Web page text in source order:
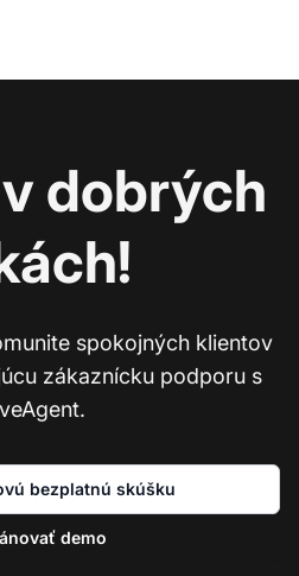
dobrých
spokojných klientov
zákaznícku podporu s
bezplatnú skúšku
demo